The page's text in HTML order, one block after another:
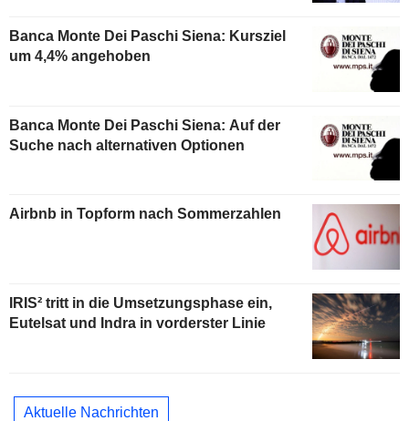
Banca Monte Dei Paschi Siena: Kursziel
um 4,4% angehoben
Banca Monte Dei Paschi Siena: Auf der
Suche nach alternativen Optionen
Airbnb in Topform nach Sommerzahlen
IRIS² tritt in die Umsetzungsphase ein,
Eutelsat und Indra in vorderster Linie
Aktuelle Nachrichten